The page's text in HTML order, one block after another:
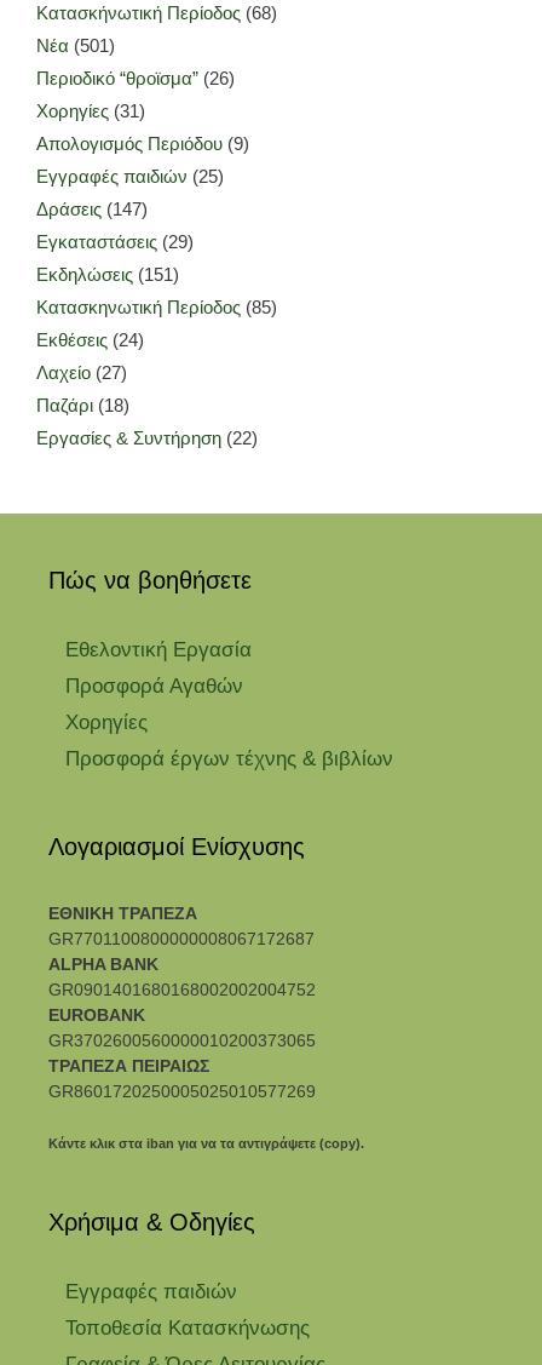
Κατασκήνωτική Περίοδος (68)
Νέα (501)
Περιοδικό “θροϊσμα” (26)
Χορηγίες (31)
Απολογισμός Περιόδου (9)
Εγγραφές παιδιών (25)
Δράσεις (147)
Εγκαταστάσεις (29)
Εκδηλώσεις (151)
Κατασκηνωτική Περίοδος (85)
Εκθέσεις (24)
Λαχείο (27)
Παζάρι (18)
Εργασίες & Συντήρηση (22)
Πώς να βοηθήσετε
Εθελοντική Εργασία
Προσφορά Αγαθών
Χορηγίες
Προσφορά έργων τέχνης & βιβλίων
Λογαριασμοί Ενίσχυσης
ΕΘΝΙΚΗ ΤΡΑΠΕΖΑ
GR7701100800000008067172687
ALPHA BANK
GR0901401680168002002004752
EUROBANK
GR3702600560000010200373065
ΤΡΑΠΕΖΑ ΠΕΙΡΑΙΩΣ
GR8601720250005025010577269
Κάντε κλικ στα iban για να τα αντιγράψετε (copy).
Χρήσιμα & Οδηγίες
Eγγραφές παιδιών
Τοποθεσία Κατασκήνωσης